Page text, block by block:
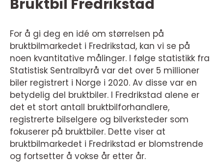
Bruktbil Fredrikstad
For å gi deg en idé om størrelsen på
bruktbilmarkedet i Fredrikstad, kan vi se på
noen kvantitative målinger. I følge statistikk fra
Statistisk Sentralbyrå var det over 5 millioner
biler registrert i Norge i 2020. Av disse var en
betydelig del bruktbiler. I Fredrikstad alene er
det et stort antall bruktbilforhandlere,
registrerte bilselgere og bilverksteder som
fokuserer på bruktbiler. Dette viser at
bruktbilmarkedet i Fredrikstad er blomstrende
og fortsetter å vokse år etter år.